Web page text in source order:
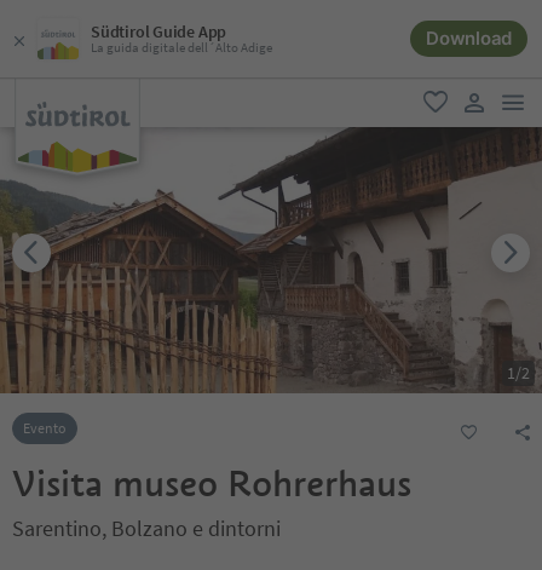
Südtirol Guide App
La guida digitale dell´Alto Adige Download
favoriti
user link
1/2
Evento
Visita museo Rohrerhaus
Sarentino, Bolzano e dintorni